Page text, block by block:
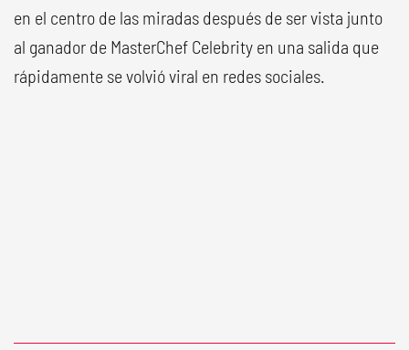
en el centro de las miradas después de ser vista junto
al ganador de MasterChef Celebrity en una salida que
rápidamente se volvió viral en redes sociales.